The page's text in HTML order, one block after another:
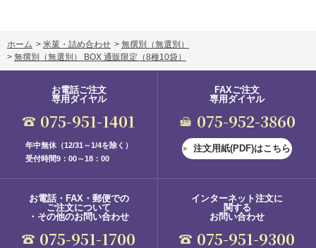
ホーム > 米菓・詰め合わせ > 無撰別（無選別）
> 無撰別（無選別） BOX 通販限定 （8種10袋）
お電話ご注文
専用ダイヤル
075-951-1401
年中無休（12/31～1/4を除く）
受付時間9：00～18：00
FAXご注文
専用ダイヤル
075-952-3860
注文用紙(PDF)はこちら
お電話・FAX・郵便での
ご注文について
・その他のお問い合わせ
075-951-1700
インターネット注文に
関する
お問い合わせ
075-951-9300